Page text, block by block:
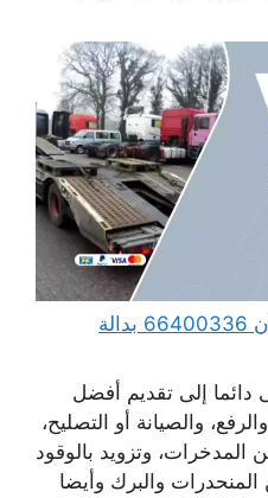
ونش كرين سطحة ام الهيمان 66400336 بدالة
إلى تقديم أفضل
والصيانة أو التصليح،
وتزويد بالوقود
والبرك وأيضا